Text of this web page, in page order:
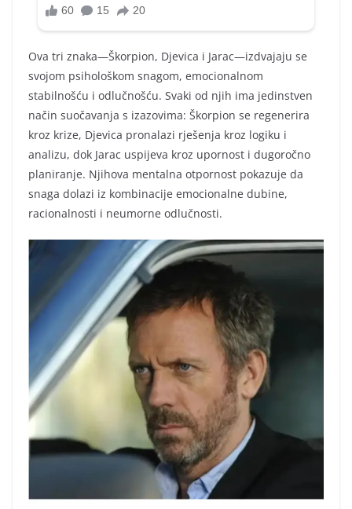
Ova tri znaka—Škorpion, Djevica i Jarac—izdvajaju se
svojom psihološkom snagom, emocionalnom
stabilnošću i odlučnošću. Svaki od njih ima jedinstven
način suočavanja s izazovima: Škorpion se regenerira
kroz krize, Djevica pronalazi rješenja kroz logiku i
analizu, dok Jarac uspijeva kroz upornost i dugoročno
planiranje. Njihova mentalna otpornost pokazuje da
snaga dolazi iz kombinacije emocionalne dubine,
racionalnosti i neumorne odlučnosti.